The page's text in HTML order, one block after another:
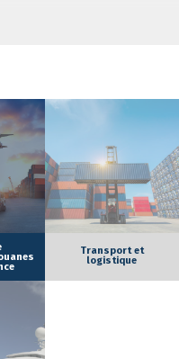
commande publique, en
maritimes et fluviaux.
armements de pêche et
ce titre, il est sollicité
aux licences,
et les
de mer et plus
l’Union européenne
Transport et
logistique